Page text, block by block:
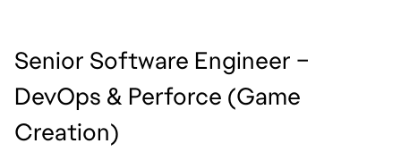
Senior Software Engineer –
DevOps & Perforce (Game
Creation)